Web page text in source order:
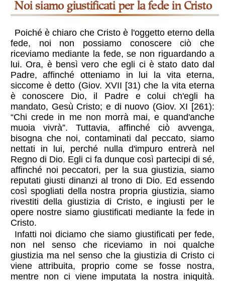
Noi siamo giustificati per la fede in Cristo
Poiché è chiaro che Cristo è l'oggetto eterno della
fede, noi non possiamo conoscere ciò che
riceviamo mediante la fede, se non riguardando a
lui. Ora, è bensì vero che egli ci è stato dato dal
Padre, affinché otteniamo in lui la vita eterna,
siccome è detto (Giov. XVII [31) che la vita eterna
è conoscere Dio, il Padre e colui ch'egli ha
mandato, Gesù Cristo; e di nuovo (Giov. XI [261):
“Chi crede in me non morrà mai, e quand'anche
muoia vivrà”. Tuttavia, affinché ciò avvenga,
bisogna che noi, contaminati dal peccato, siamo
nettati in lui, perché nulla d'impuro entrerà nel
Regno di Dio. Egli ci fa dunque così partecipi di sé,
affinché noi peccatori, per la sua giustizia, siamo
reputati giusti dinanzi al trono di Dio. Ed essendo
così spogliati della nostra propria giustizia, siamo
rivestiti della giustizia di Cristo, e ingiusti per le
opere nostre siamo giustificati mediante la fede in
Cristo.
Infatti noi diciamo che siamo giustificati per fede,
non nel senso che riceviamo in noi qualche
giustizia ma nel senso che la giustizia di Cristo ci
viene attribuita, proprio come se fosse nostra,
mentre non ci viene imputata la nostra iniquità.